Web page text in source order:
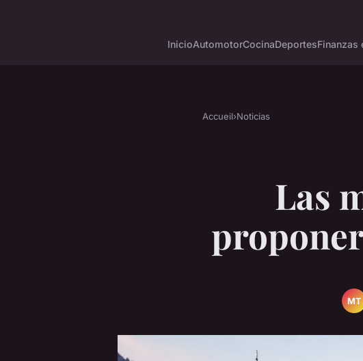
InicioAutomotorCocinaDeportesFinanzas
Accueil›Noticias
Las
MT